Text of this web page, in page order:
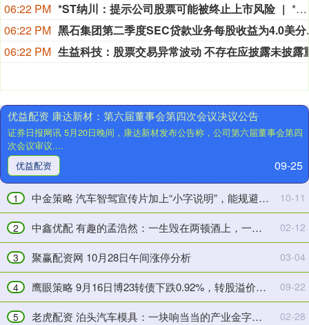
06:22 PM *ST纳川：提示公司股票可能被终止上市风险
*ST纳川公告称，公司2025年度利润总额、净利润等为负值，扣除后营收低于1亿元，期末净资产为-1.48亿元，2024-2025年度内控审计报告为否定意见，2026年4月29日起被实施退市风险警示。若2026年年度报告出现经审计的利润总额等为负值且扣除后营收低于1亿元等情形之一，公司股票将被终止上市。截至公告披露日，退市风险警示及其他风险警示尚未消除。
06:22 PM
黑石集团第
06:22 PM
嘉
汇
配
易
佳
合
科
技：
2024
年
年
度
股
东
会
决
议
公
告
升
网
月
30
日
宏
图
转
债
上
涨
0.27%，
转
股
溢
价
率
118.28%
优益配资 康达新材：第六届董事会第四次会议决议公告
证券日报网讯 5月20日晚间，康达新材发布公告称，公司第六届董事会第四
次会议审议....
优益配资
09-25
1 中金策略 汽车智驾宣传片加上“小字说明”，能规避虚假宣传吗？律师解读 10-11
2 中鑫优配 有趣的孟浩然：一生毁在两顿酒上，一顿丢了官，一顿要了命 02-12
3 聚赢配资网 10月28日午间涨停分析 03-04
4 鹰眼策略 9月16日博23转债下跌0.92%，转股溢价率11.6% 09-22
5 老虎配资 泊头汽车模具：一块响当当的产业金字招牌 02-28